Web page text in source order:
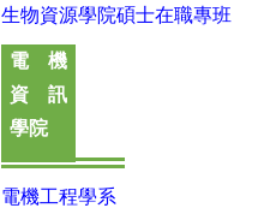
生物資源學院碩士在職專班
電機
資訊
學院
電機工程學系